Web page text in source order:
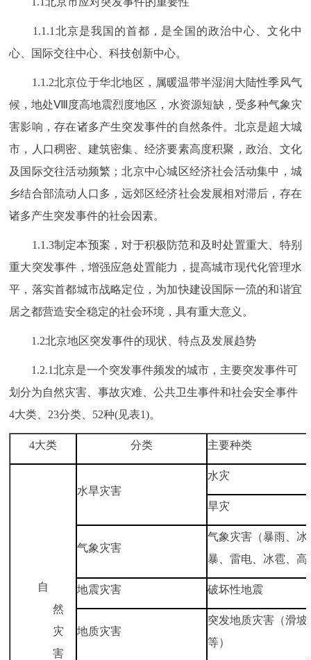
1.1.1北京是我国的首都，是全国的政治中心、文化中
心、国际交往中心、科技创新中心。
1.1.2北京位于华北地区，属暖温带半湿润大陆性季风气
候，地处Ⅷ度高地震烈度地区，水资源短缺，受多种气象灾
害影响，存在诸多产生突发事件的自然条件。北京是超大城
市，人口稠密、建筑密集、经济要素高度积聚，政治、文化
及国际交往活动频繁；北京中心城区经济社会活动集中，城
乡结合部流动人口多，远郊区经济社会发展相对滞后，存在
诸多产生突发事件的社会因素。
1.1.3制定本预案，对于积极防范和及时处置重大、特别
重大突发事件，增强应急处置能力，提高城市现代化管理水
平，落实首都城市战略定位，为加快建设国际一流的和谐宜
居之都营造安全稳定的社会环境，具有重大意义。
1.2北京地区突发事件的现状、特点及发展趋势
1.2.1北京是一个突发事件频发的城市，主要突发事件可
划分为自然灾害、事故灾难、公共卫生事件和社会安全事件
4大类、23分类、52种(见表1)。
4大类 分类 主要种类
自
然
灾
害
水旱灾害
水灾
旱灾
气象灾害
气象灾害（暴雨、
暴、雷电、冰雹、高
地震灾害 破坏性地震
地质灾害
突发地质灾害（滑
等）